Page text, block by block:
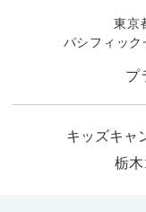
東京
パシフィッ
プ
キッズキャ
栃木